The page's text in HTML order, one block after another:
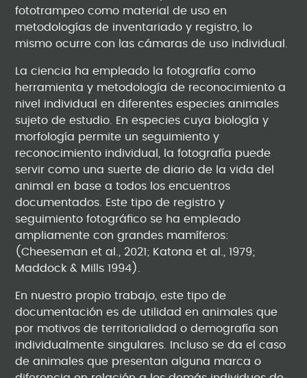
fototrampeo como material de uso en
metodologías de inventariado y registro, lo
mismo ocurre con las cámaras de uso individual.
La ciencia ha empleado la fotografía como
herramienta y metodología de reconocimiento a
nivel individual en diferentes especies animales
sujeto de estudio. En especies cuya biología y
morfología permite un seguimiento y
reconocimiento individual, la fotografía puede
servir como una suerte de diario de la vida del
animal en base a todos los encuentros
documentados. Este tipo de registro y
seguimiento fotográfico se ha empleado
ampliamente con grandes mamíferos:
(Cheeseman et al., 2021; Katona et al., 1979;
Maddock & Mills 1994).
En nuestro propio trabajo, este tipo de
documentación es de utilidad en animales que
por motivos de territorialidad o demografía son
individualmente singulares. Incluso se da el caso
de animales que presentan alguna marca o